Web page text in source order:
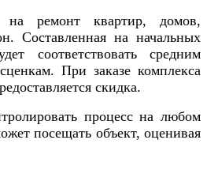
ремонт квартир, домов,
Составленная на начальных
соответствовать средним
При заказе комплекса
скидка.
процесс на любом
посещать объект, оценивая